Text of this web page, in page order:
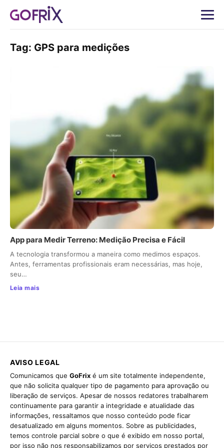
Tag: GPS para medições
App para Medir Terreno: Medição Precisa e Fácil
A tecnologia transformou a maneira como medimos espaços.
Antes, ferramentas profissionais eram necessárias, mas hoje,
seu…
Leia mais
AVISO LEGAL
Comunicamos que GoFrix é um site totalmente independente,
que não solicita qualquer tipo de pagamento para aprovação ou
liberação de serviços. Apesar de nossos redatores trabalharem
continuamente para garantir a integridade e atualidade das
informações, ressaltamos que nosso conteúdo pode ficar
desatualizado em alguns momentos. Sobre as publicidades,
temos controle parcial sobre o que é exibido em nosso portal,
por isso não nos responsabilizamos por serviços prestados por